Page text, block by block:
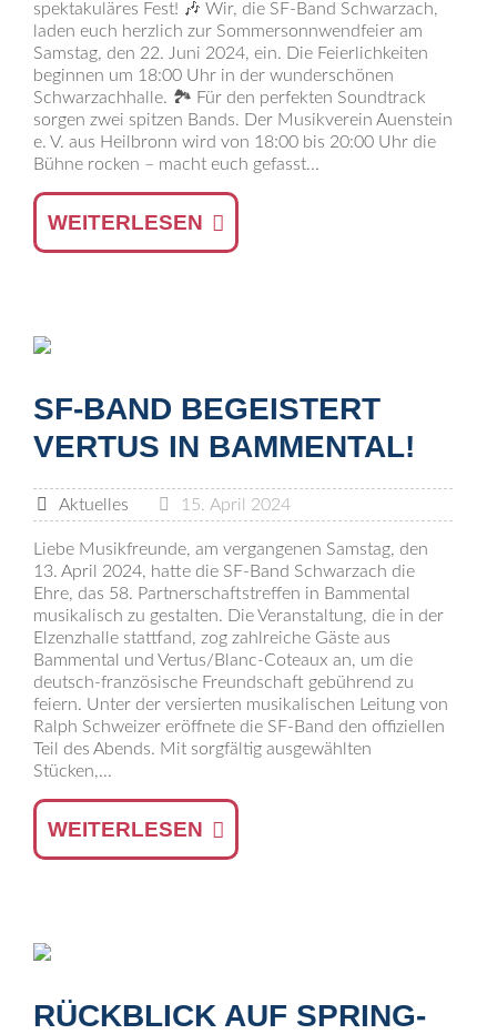
spektakuläres Fest! 🎶 Wir, die SF-Band Schwarzach,
laden euch herzlich zur Sommersonnwendfeier am
Samstag, den 22. Juni 2024, ein. Die Feierlichkeiten
beginnen um 18:00 Uhr in der wunderschönen
Schwarzachhalle. 🏞️ Für den perfekten Soundtrack
sorgen zwei spitzen Bands. Der Musikverein Auenstein
e. V. aus Heilbronn wird von 18:00 bis 20:00 Uhr die
Bühne rocken – macht euch gefasst...
WEITERLESEN
SF-BAND BEGEISTERT
VERTUS IN BAMMENTAL!
Aktuelles 15. April 2024
Liebe Musikfreunde, am vergangenen Samstag, den
13. April 2024, hatte die SF-Band Schwarzach die
Ehre, das 58. Partnerschaftstreffen in Bammental
musikalisch zu gestalten. Die Veranstaltung, die in der
Elzenzhalle stattfand, zog zahlreiche Gäste aus
Bammental und Vertus/Blanc-Coteaux an, um die
deutsch-französische Freundschaft gebührend zu
feiern. Unter der versierten musikalischen Leitung von
Ralph Schweizer eröffnete die SF-Band den offiziellen
Teil des Abends. Mit sorgfältig ausgewählten
Stücken,...
WEITERLESEN
RÜCKBLICK AUF SPRING-